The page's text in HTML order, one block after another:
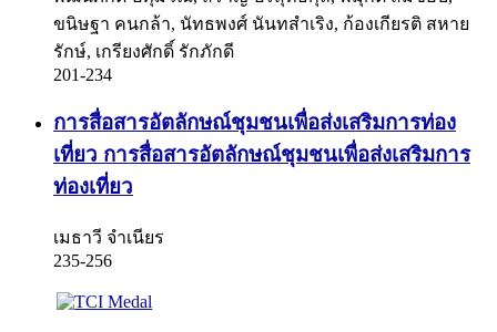
ขนิษฐา คนกล้า, นัทธพงศ์ นันทสำเริง, ก้องเกียรติ สหาย
รักษ์, เกรียงศักดิ์ รักภักดี
201-234
การสื่อสารอัตลักษณ์ชุมชนเพื่อส่งเสริมการท่อง
เที่ยว การสื่อสารอัตลักษณ์ชุมชนเพื่อส่งเสริมการ
ท่องเที่ยว
เมธาวี จำเนียร
235-256